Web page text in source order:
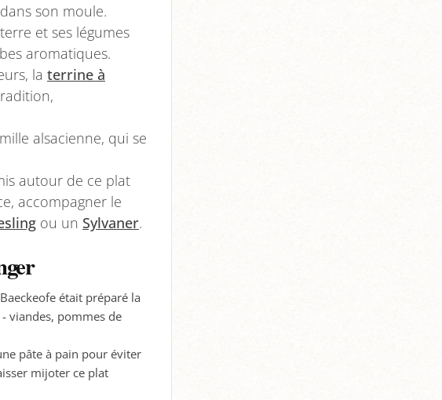
son moule.
et ses légumes
aromatiques.
la terrine à
alsacienne, qui se
autour de ce plat
accompagner le
ou un Sylvaner.
était préparé la
viandes, pommes de
pâte à pain pour éviter
mijoter ce plat